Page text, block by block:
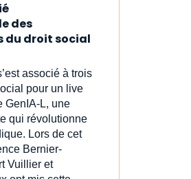
des
du droit social
associé à trois
pour un live
GenIA‑L, une
qui révolutionne
Lors de cet
Bernier-
Vuillier et